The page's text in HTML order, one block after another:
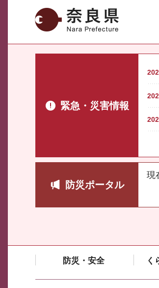
奈良県
緊急・災害情報
防災ポータル
現
防災・安全 く